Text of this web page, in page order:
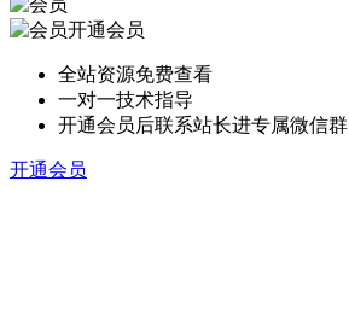
开通会员
全站资源免费查看
一对一技术指导
开通会员后联系站长进专属微信群
开通会员